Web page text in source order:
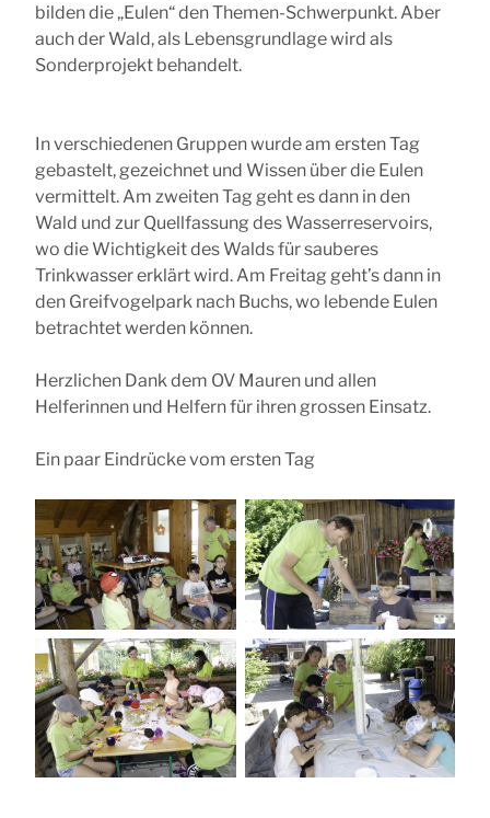
bilden die „Eulen“ den Themen-Schwerpunkt. Aber
auch der Wald, als Lebensgrundlage wird als
Sonderprojekt behandelt.
In verschiedenen Gruppen wurde am ersten Tag
gebastelt, gezeichnet und Wissen über die Eulen
vermittelt. Am zweiten Tag geht es dann in den
Wald und zur Quellfassung des Wasserreservoirs,
wo die Wichtigkeit des Walds für sauberes
Trinkwasser erklärt wird. Am Freitag geht’s dann in
den Greifvogelpark nach Buchs, wo lebende Eulen
betrachtet werden können.
Herzlichen Dank dem OV Mauren und allen
Helferinnen und Helfern für ihren grossen Einsatz.
Ein paar Eindrücke vom ersten Tag